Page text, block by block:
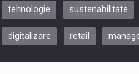
Oradea – 8 Oct
tehnologie sustenabilitate
digitalizare retail